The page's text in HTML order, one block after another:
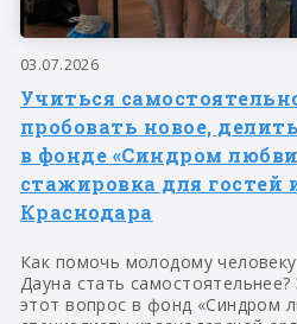
03.07.2026
Учиться
пробовать новое,
в фонде «Синдром
стажировка для гостей
Краснодара
Как помочь молодому
Дауна стать
этот вопрос в фонд «Синдром